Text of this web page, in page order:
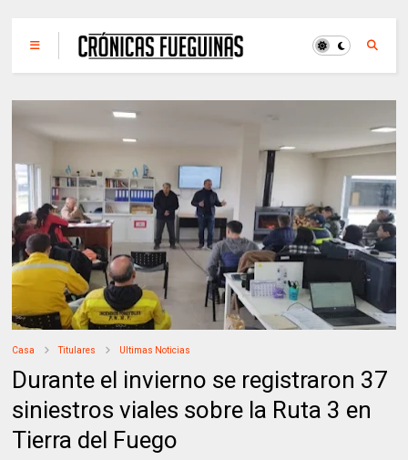
Casa Titulares Ultimas Noticias
Durante el invierno se registraron 37
siniestros viales sobre la Ruta 3 en
Tierra del Fuego